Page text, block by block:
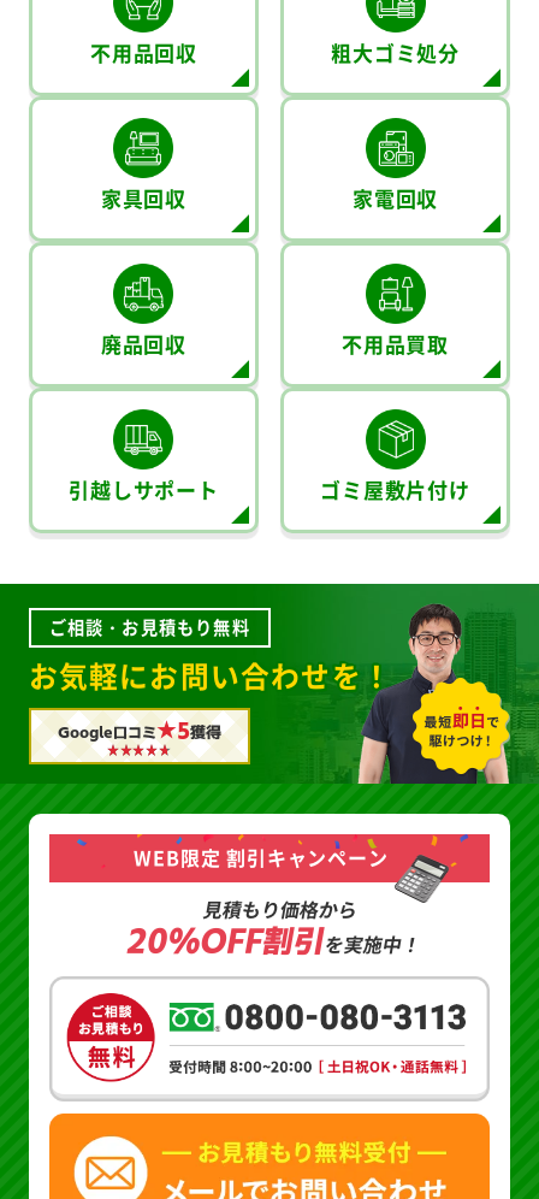
不用品回収 粗大ゴミ処分
家具回収 家電回収
廃品回収 不用品買取
引越しサポート ゴミ屋敷片付け
ご相談・お見積もり無料
お気軽にお問い合わせを！
Google口コミ★5獲得
WEB限定 割引キャンペーン
見積もり価格から
20%OFF割引を実施中！